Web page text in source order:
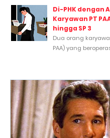
Di-PHK dengan
Karyawan PT
hingga SP 3
Dua orang
PAA) yang